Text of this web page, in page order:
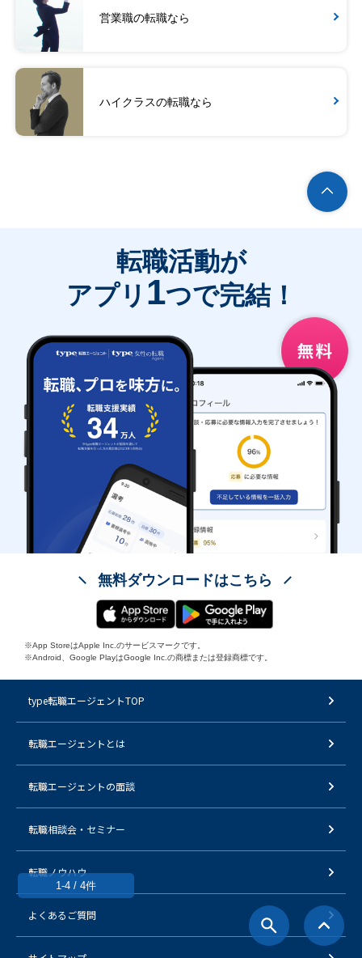
営業職の転職なら
ハイクラスの転職なら
1-4 / 4件
転職活動が
アプリ 1つで完結！
無料ダウンロードはこちら
※App StoreはApple Inc.のサービスマークです。
※Android、Google PlayはGoogle Inc.の商標または登録商標です。
type転職エージェントTOP
転職エージェントとは
転職エージェントの面談
転職相談会・セミナー
転職ノウハウ
よくあるご質問